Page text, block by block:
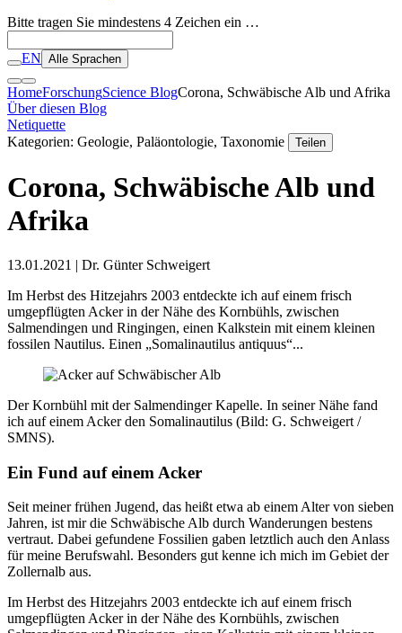
Bitte tragen Sie mindestens 4 Zeichen ein …
EN Alle Sprachen
HomeForschungScience BlogCorona, Schwäbische Alb und Afrika
Über diesen Blog
Netiquette
Kategorien: Geologie, Paläontologie, Taxonomie
Teilen
Corona, Schwäbische Alb und
Afrika
13.01.2021 | Dr. Günter Schweigert
Im Herbst des Hitzejahrs 2003 entdeckte ich auf einem frisch
umgepflügten Acker in der Nähe des Kornbühls, zwischen
Salmendingen und Ringingen, einen Kalkstein mit einem kleinen
fossilen Nautilus. Einen „Somalinautilus antiquus“...
Der Kornbühl mit der Salmendinger Kapelle. In seiner Nähe fand
ich auf einem Acker den Somalinautilus (Bild: G. Schweigert /
SMNS).
Ein Fund auf einem Acker
Seit meiner frühen Jugend, das heißt etwa ab einem Alter von sieben
Jahren, ist mir die Schwäbische Alb durch Wanderungen bestens
vertraut. Dabei gefundene Fossilien gaben letztlich auch den Anlass
für meine Berufswahl. Besonders gut kenne ich mich im Gebiet der
Zollernalb aus.
Im Herbst des Hitzejahrs 2003 entdeckte ich auf einem frisch
umgepflügten Acker in der Nähe des Kornbühls, zwischen